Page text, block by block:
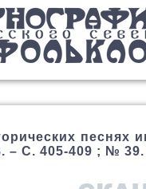
песнях
– С. 405-409 ; № 39.